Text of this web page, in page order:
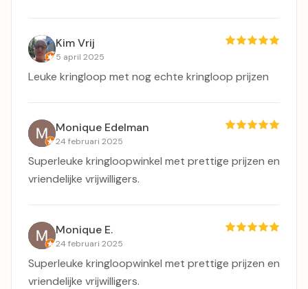
Kim Vrij
5 april 2025
Leuke kringloop met nog echte kringloop prijzen
Monique Edelman
24 februari 2025
Superleuke kringloopwinkel met prettige prijzen en
vriendelijke vrijwilligers.
Monique E.
24 februari 2025
Superleuke kringloopwinkel met prettige prijzen en
vriendelijke vrijwilligers.